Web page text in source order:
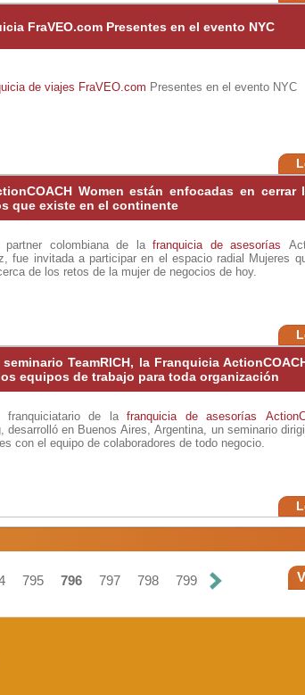
FraVEO.com Presentes en el evento NYC
de viajes FraVEO.com Presentes en el evento NYC
Women están enfocadas en cerrar
que existe en el continente
partner colombiana de la franquicia de asesorías
fue invitada a participar en el espacio radial Mujeres
de los retos de la mujer de negocios de hoy.
TeamRICH, la Franquicia
equipos de trabajo para toda organización
franquiciatario de la franquicia de asesorías
desarrolló en Buenos Aires, Argentina, un seminario
con el equipo de colaboradores de todo negocio.
795 796 797 798 799